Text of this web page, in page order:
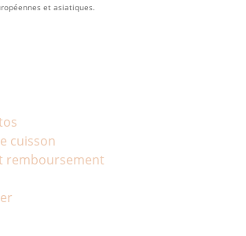
et asiatiques.
cuisson
remboursement